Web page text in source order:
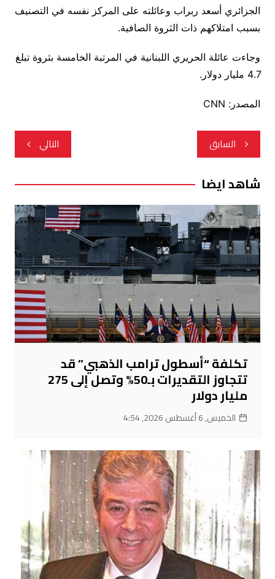
الجزائري أسعد ربراب وعائلته على المركز نفسه في التصنيف
بسبب امتلاكهم ذات الثروة الصافية.
وجاءت عائلة الحريري اللبنانية في المرتبة الخامسة بثروة تبلغ
4.7 مليار دولار.
المصدر: CNN
تصفّح
المقالات
السابق التالي
شاهد ايضا
تكلفة “أسطول ترامب الذهبي” قد
تتجاوز التقديرات بـ50% وتصل إلى 275
مليار دولار
الخميس, 6 أغسطس 2026, 4:54